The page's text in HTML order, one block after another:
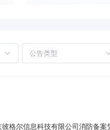
格尔信息科技有限公司消防备